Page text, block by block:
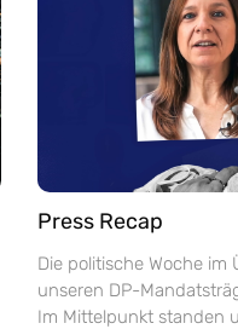
Press Recap
Die politische Woche im
unseren DP-
Im Mittelpunkt standen